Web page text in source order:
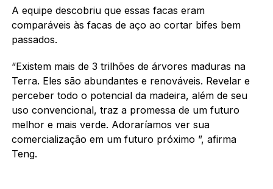
A equipe descobriu que essas facas eram
comparáveis ​​às facas de aço ao cortar bifes bem
passados.
“Existem mais de 3 trilhões de árvores maduras na
Terra. Eles são abundantes e renováveis. Revelar e
perceber todo o potencial da madeira, além de seu
uso convencional, traz a promessa de um futuro
melhor e mais verde. Adoraríamos ver sua
comercialização em um futuro próximo ”, afirma
Teng.